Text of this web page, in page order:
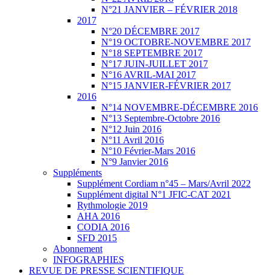
N°21 JANVIER – FÉVRIER 2018
2017
N°20 DÉCEMBRE 2017
N°19 OCTOBRE-NOVEMBRE 2017
N°18 SEPTEMBRE 2017
N°17 JUIN-JUILLET 2017
N°16 AVRIL-MAI 2017
N°15 JANVIER-FÉVRIER 2017
2016
N°14 NOVEMBRE-DÉCEMBRE 2016
N°13 Septembre-Octobre 2016
N°12 Juin 2016
N°11 Avril 2016
N°10 Février-Mars 2016
N°9 Janvier 2016
Suppléments
Supplément Cordiam n°45 – Mars/Avril 2022
Supplément digital N°1 JFIC-CAT 2021
Rythmologie 2019
AHA 2016
CODIA 2016
SFD 2015
Abonnement
INFOGRAPHIES
REVUE DE PRESSE SCIENTIFIQUE